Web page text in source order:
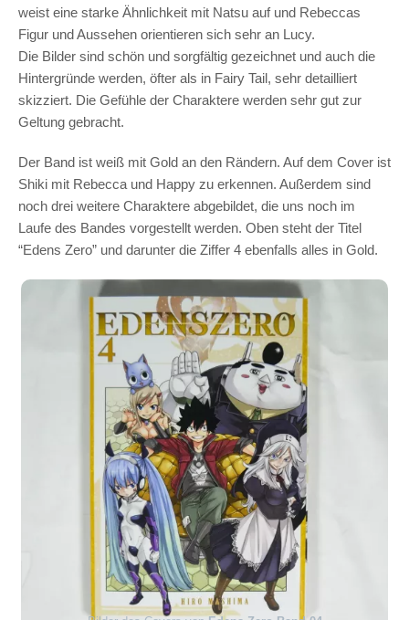
weist eine starke Ähnlichkeit mit Natsu auf und Rebeccas
Figur und Aussehen orientieren sich sehr an Lucy.
Die Bilder sind schön und sorgfältig gezeichnet und auch die
Hintergründe werden, öfter als in Fairy Tail, sehr detailliert
skizziert. Die Gefühle der Charaktere werden sehr gut zur
Geltung gebracht.
Der Band ist weiß mit Gold an den Rändern. Auf dem Cover ist
Shiki mit Rebecca und Happy zu erkennen. Außerdem sind
noch drei weitere Charaktere abgebildet, die uns noch im
Laufe des Bandes vorgestellt werden. Oben steht der Titel
“Edens Zero” und darunter die Ziffer 4 ebenfalls alles in Gold.